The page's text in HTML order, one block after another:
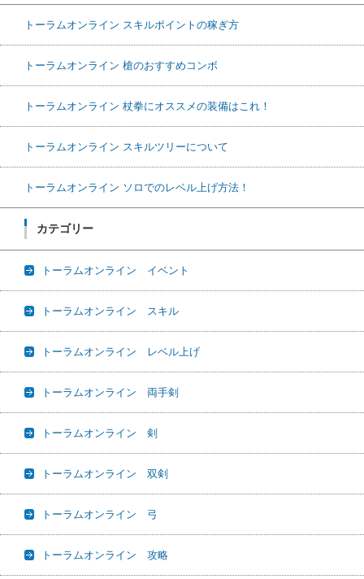
トーラムオンライン スキルポイントの稼ぎ方
トーラムオンライン 槍のおすすめコンボ
トーラムオンライン 杖拳にオススメの装備はこれ！
トーラムオンライン スキルツリーについて
トーラムオンライン ソロでのレベル上げ方法！
カテゴリー
トーラムオンライン イベント
トーラムオンライン スキル
トーラムオンライン レベル上げ
トーラムオンライン 両手剣
トーラムオンライン 剣
トーラムオンライン 双剣
トーラムオンライン 弓
トーラムオンライン 攻略